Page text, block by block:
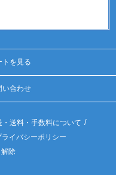
トを見る
い合わせ
・送料・手数料について /
ライバシーポリシー
除